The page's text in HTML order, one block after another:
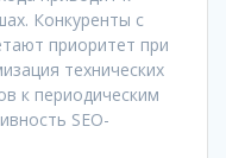
Конкуренты с
приоритет при
технических
к периодическим
SEO-